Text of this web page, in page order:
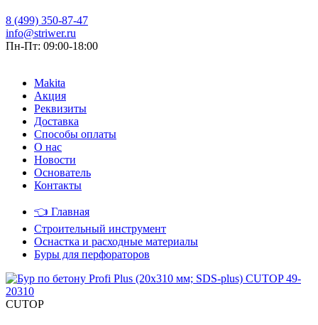
8 (499) 350-87-47
info@striwer.ru
Пн-Пт: 09:00-18:00
Makita
Акция
Реквизиты
Доставка
Способы оплаты
О нас
Новости
Основатель
Контакты
👈 Главная
Строительный инструмент
Оснастка и расходные материалы
Буры для перфораторов
CUTOP